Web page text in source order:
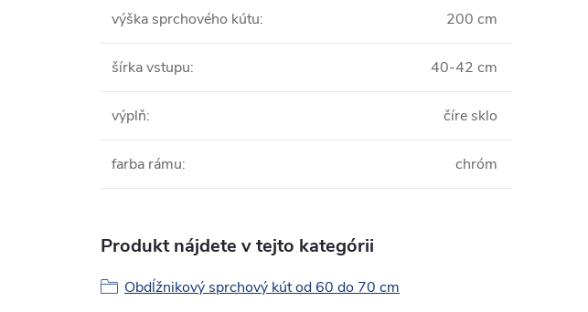
výška sprchového kútu: 200 cm
šírka vstupu: 40-42 cm
výplň: číre sklo
farba rámu: chróm
Produkt nájdete v tejto kategórii
Obdĺžnikový sprchový kút od 60 do 70 cm